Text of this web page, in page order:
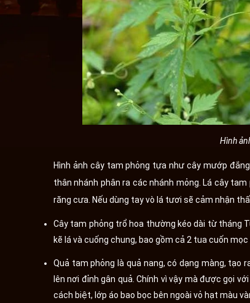
Hình
Hình ảnh cây tam phỏng tựa như cây mướp
thân nhánh phân ra các nhánh mỏng. Lá cây
răng cưa. Nếu dùng tay vò lá tươi sẽ cảm nhận
Cây tam phỏng trổ hoa thường kéo dài từ tháng
kẽ lá và cuống chung, bao gồm cả 2 tua cuốn mọc
Quả tam phỏng là quả nang, có dạng màng, tạo
lên nơi đỉnh gân quả. Chính vì vậy mà được gọi
cách biệt, lớp áo bao bọc bên ngoài vỏ hạt màu